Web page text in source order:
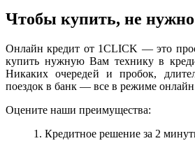
Чтобы купить, не
Онлайн кредит от 1CLICK — это
купить нужную Вам технику в
Никаких очередей и пробок,
поездок в банк — все в режиме
Оцените наши преимущества:
1. Кредитное решение за 2